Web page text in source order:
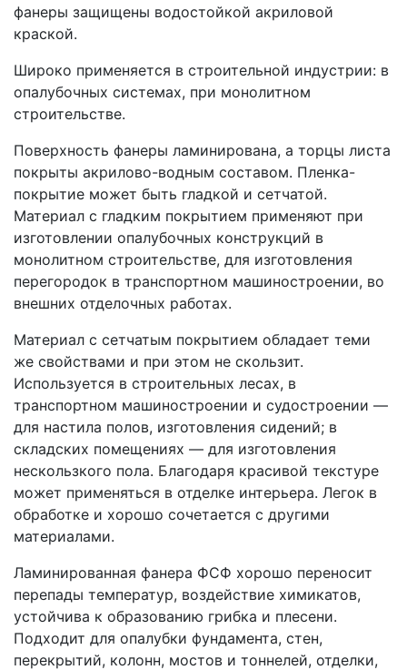
фанеры защищены водостойкой акриловой
краской.
Широко применяется в строительной индустрии: в
опалубочных системах, при монолитном
строительстве.
Поверхность фанеры ламинирована, а торцы листа
покрыты акрилово-водным составом. Пленка-
покрытие может быть гладкой и сетчатой.
Материал с гладким покрытием применяют при
изготовлении опалубочных конструкций в
монолитном строительстве, для изготовления
перегородок в транспортном машиностроении, во
внешних отделочных работах.
Материал с сетчатым покрытием обладает теми
же свойствами и при этом не скользит.
Используется в строительных лесах, в
транспортном машиностроении и судостроении —
для настила полов, изготовления сидений; в
складских помещениях — для изготовления
нескользкого пола. Благодаря красивой текстуре
может применяться в отделке интерьера. Легок в
обработке и хорошо сочетается с другими
материалами.
Ламинированная фанера ФСФ хорошо переносит
перепады температур, воздействие химикатов,
устойчива к образованию грибка и плесени.
Подходит для опалубки фундамента, стен,
перекрытий, колонн, мостов и тоннелей, отделки,